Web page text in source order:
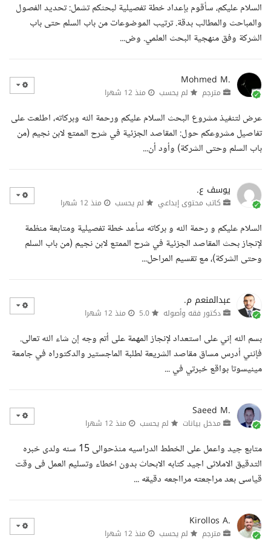
السلام عليكم، سأقوم بإعداد خطة تفصيلية لبحثكم تشمل: تحديد الفصول
والمباحث والمطالب بدقة. ترتيب الموضوعات من باب السلم حتى باب
الشركة وفق منهجية البحث العلمي. وض...
Mohmed M.
مترجم لم يحسب منذ 12 شهرا
عرض لتنفيذ مشروع البحث السلام عليكم ورحمة الله وبركاته، اطلعت على
تفاصيل مشروعكم حول: المقاصد الجزئية في شرح الممتع لابن نجيم (من
باب السلم وحتى الشركة) وأود أن...
يوسف ع.
كاتب محتوى إبداعي لم يحسب منذ 12 شهرا
السلام عليكم و رحمة الله و بركاته سأعد خطة تفصيلية ومتابعة منظمة
لإنجاز بحث المقاصد الجزئية في شرح الممتع لابن نجيم (من باب السلم
وحتى الشركة)، مع تقسيم المراحل...
عبدالمنعم م.
دكتور فقه وأصوله منذ 12 شهرا
بسم الله إني على استعداد لإنجاز المهمة على أتم وجه إن شاء الله تعالى.
فإنني أدرس مساق مقاصد الشريعة لطلبة الماجستير والدكتوراه في جامعة
مينيسوتا بواقع خبرتي في ...
Saeed M.
مدخل بيانات لم يحسب منذ 12 شهرا
متابع جيد واعمل على الخطط الدراسيه منذحوالى 15 سنه ولدى خبره
التدقيق الاملائى اجيد كتابه الابحاث بدون اخطاء وتسليم العمل فى وقت
قياسى بعد مراجعته مرااجعه دقيقه ...
Kirollos A.
مترجم لم يحسب منذ 12 شهرا